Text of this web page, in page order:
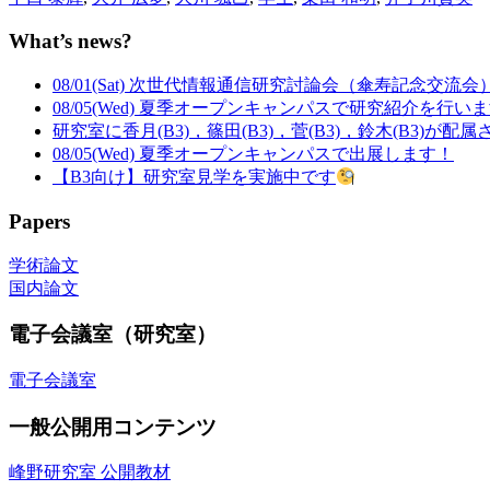
What’s news?
08/01(Sat) 次世代情報通信研究討論会（傘寿記念交流会
08/05(Wed) 夏季オープンキャンパスで研究紹介を行いま
研究室に香月(B3)，篠田(B3)，菅(B3)，鈴木(B3)が配属
08/05(Wed) 夏季オープンキャンパスで出展します！
【B3向け】研究室見学を実施中です
Papers
学術論文
国内論文
電子会議室（研究室）
電子会議室
一般公開用コンテンツ
峰野研究室 公開教材